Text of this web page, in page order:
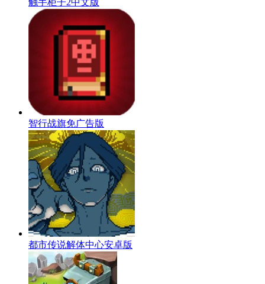
触手柜子2中文版
智行战旗免广告版
都市传说解体中心安卓版